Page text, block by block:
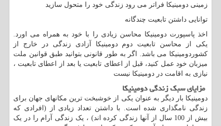
زمینی دومینیکا فراتر می رود زندگی خود را متحول سازید
توانایی داشتن تابعیت چندگانه
اخذ پاسپورت دومینیکا محاسن زیادی را با خود به همراه می اورد.
یکی از محاسن تابعیت دوم دومینیکا آزادی زندگی در خارج از
کشوردومینیکا می باشد. اگر به طور قانونی بتوانید طبق قوانین ملت
میزبان خود عمل کنید، قبل از اعطای تابعیت یا بعد از اعطای تابعیت ،
نیازی به اقامت در دومینیکا نیست
مزایای سبک زندگی دومینیکا
دومینیکا بار دیگر به عنوان یکی از خوشبخت ترین مکانهای جهان برای
زندگی نامگذاری شده است. با داشتن تعداد زیادی از (افرادی که
بیش از 100 سال از آنها زندگی کرده اند) ، یک زندگی آرام را در یک